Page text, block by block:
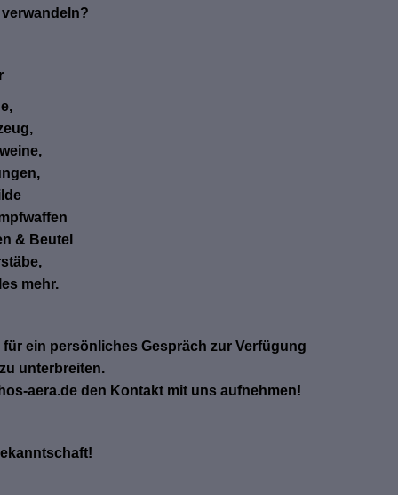
& Beutel
mehr.
ein persönliches Gespräch zur Verfügung
unterbreiten.
aera.de den Kontakt mit uns aufnehmen!